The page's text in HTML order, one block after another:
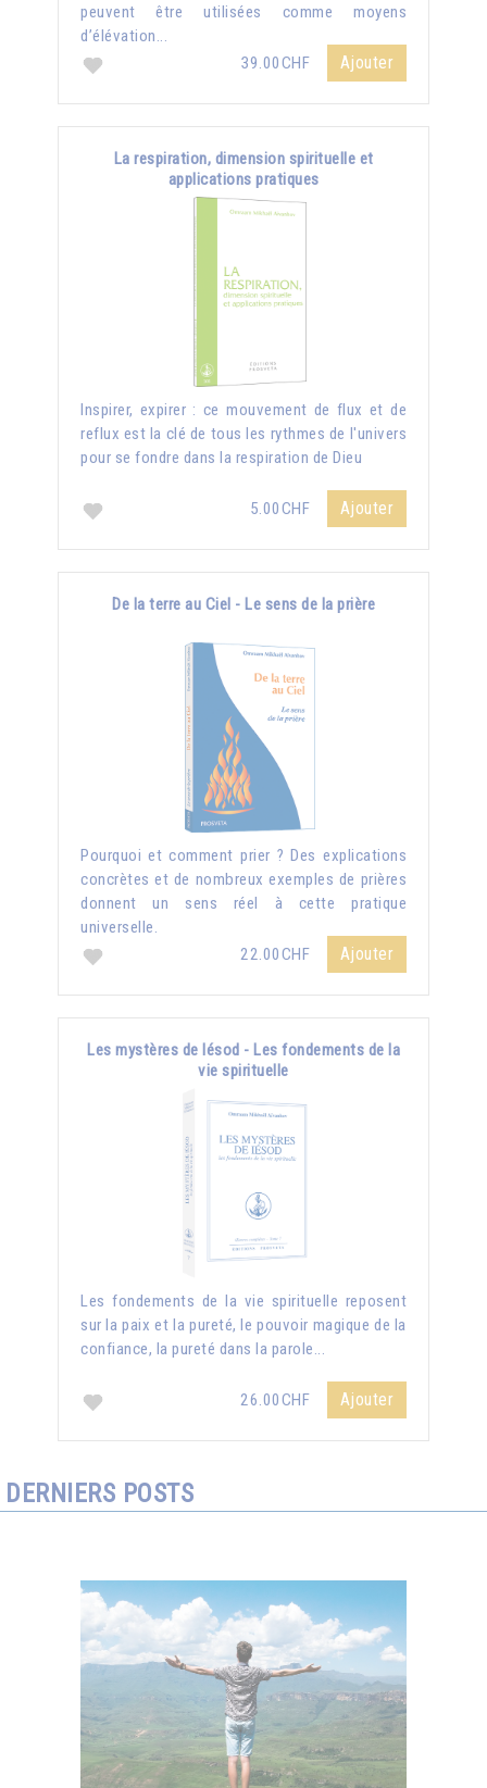
peuvent être utilisées comme moyens
d’élévation...
39.00CHF
Ajouter
La respiration, dimension spirituelle et
applications pratiques
Inspirer, expirer : ce mouvement de flux et de
reflux est la clé de tous les rythmes de l'univers
pour se fondre dans la respiration de Dieu
5.00CHF Ajouter
De la terre au Ciel - Le sens de la prière
Pourquoi et comment prier ? Des explications
concrètes et de nombreux exemples de prières
donnent un sens réel à cette pratique
universelle.
22.00CHF
Ajouter
Les mystères de Iésod - Les fondements de la
vie spirituelle
Les fondements de la vie spirituelle reposent
sur la paix et la pureté, le pouvoir magique de la
confiance, la pureté dans la parole...
26.00CHF Ajouter
DERNIERS POSTS